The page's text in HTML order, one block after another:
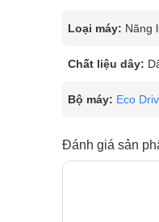
Loại máy: Năng
Chất liệu dây:
Bộ máy: Eco
Đánh giá sản